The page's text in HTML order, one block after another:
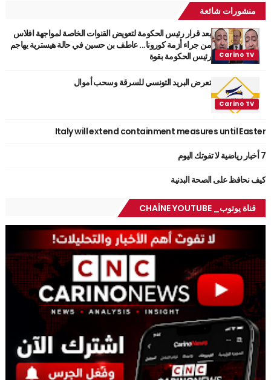
منشورات شائعة
بعد قرار رئيس الحكومة لتعويض القنوات الخاصة لمواجهة افلاس
من جراء أزمة كورونا... عاطف بن حسين في حالة هيسترية يهاجم
رئيس الحكومة بقوة
تعرض البريد التونسي للسرقة وسحب أموال
Italy will extend containment measures until Easter
7 أخبار رياضية لا تفوتك اليوم
كيف نحافظ على الصحة البدنية
قناة يوتوب_ CHAÎNE YOUTUBE